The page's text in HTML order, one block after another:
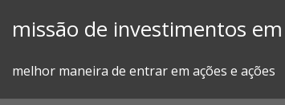
missão de investimentos
melhor maneira de entrar em ações e ações